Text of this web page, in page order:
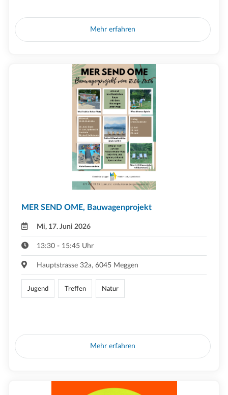
Mehr erfahren
MER SEND OME, Bauwagenprojekt
Mi, 17. Juni 2026
13:30 - 15:45 Uhr
Hauptstrasse 32a, 6045 Meggen
Jugend Treffen Natur
Mehr erfahren